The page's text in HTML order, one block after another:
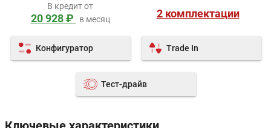
2 комплектации
Конфигуратор Trade In
Тест-драйв
В кредит от
20 928 ₽ в месяц